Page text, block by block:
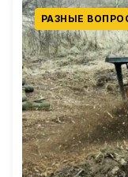
РАЗНЫЕ